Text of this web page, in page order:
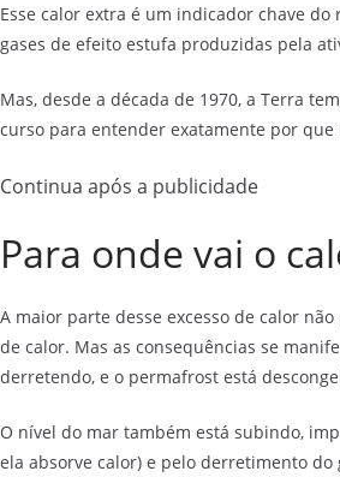
Esse calor extra é um indicador chave
gases de efeito estufa produzidas pela
Mas, desde a década de 1970, a Terra
curso para entender exatamente por que
Continua após a publicidade
Para onde vai o
A maior parte desse excesso de calor
de calor. Mas as consequências se
derretendo, e o permafrost está
O nível do mar também está subindo,
ela absorve calor) e pelo derretimento